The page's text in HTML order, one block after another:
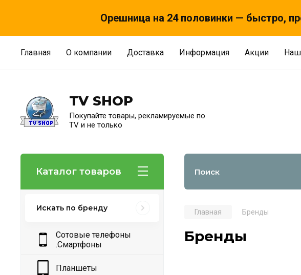
Орешница на 24 половинки — быстро,
Главная О компании Доставка Информация Акции Наш
TV SHOP
Покупайте товары, рекламируемые по
TV и не только
Каталог товаров
Искать по бренду
Сотовые телефоны
.Смартфоны
Планшеты
Главная Бренды
Бренды